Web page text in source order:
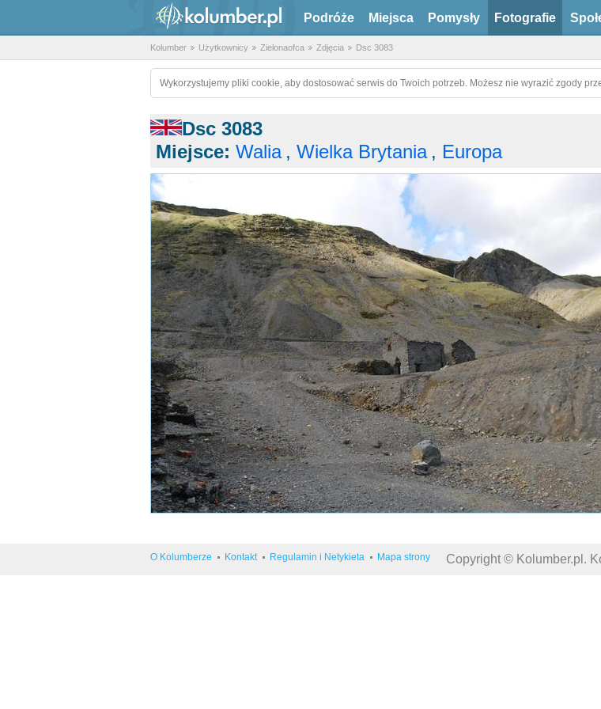
Podróże Miejsca Pomysły Fotografie
Kolumber Użytkownicy Zielonaofca Zdjęcia Dsc 3083
Wykorzystujemy pliki cookie, aby dostosować serwis do Twoich potrzeb. Możesz nie wyrazić zgody
Dsc 3083
Miejsce: Walia , Wielka Brytania , Europa
O Kolumberze Kontakt Regulamin i Netykieta Mapa strony Copyright © Kolumber.pl.